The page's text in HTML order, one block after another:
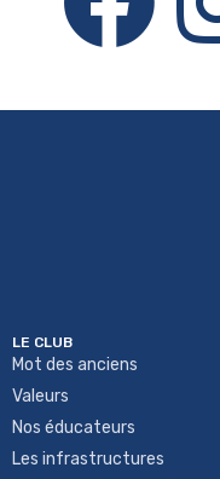
LE CLUB
Mot des anciens
Valeurs
Nos éducateurs
Les infrastructures